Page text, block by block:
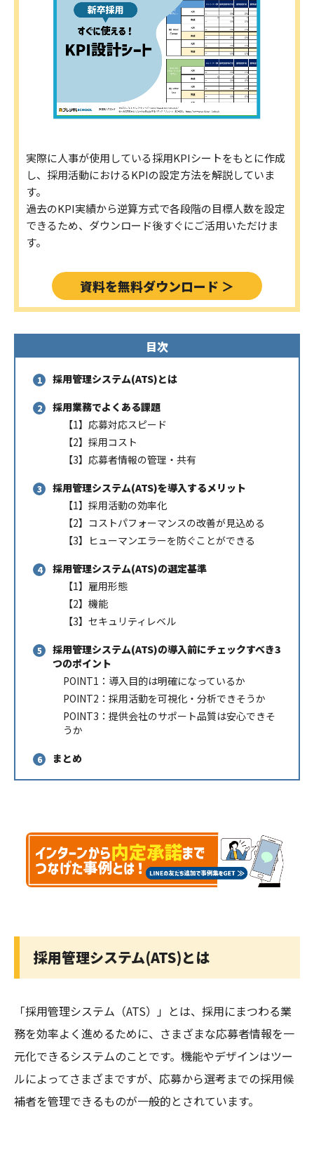
実際に人事が使用している採用KPIシートをもとに作成
し、採用活動におけるKPIの設定方法を解説していま
す。
過去のKPI実績から逆算方式で各段階の目標人数を設定
できるため、ダウンロード後すぐにご活用いただけま
す。
資料を無料ダウンロード ＞
目次
採用管理システム(ATS)とは
採用業務でよくある課題
【1】応募対応スピード
【2】採用コスト
【3】応募者情報の管理・共有
採用管理システム(ATS)を導入するメリット
【1】採用活動の効率化
【2】コストパフォーマンスの改善が見込める
【3】ヒューマンエラーを防ぐことができる
採用管理システム(ATS)の選定基準
【1】雇用形態
【2】機能
【3】セキュリティレベル
採用管理システム(ATS)の導入前にチェックすべき3
つのポイント
POINT1：導入目的は明確になっているか
POINT2：採用活動を可視化・分析できそうか
POINT3：提供会社のサポート品質は安心できそ
うか
まとめ
採用管理システム(ATS)とは
「採用管理システム（ATS）」とは、採用にまつわる業
務を効率よく進めるために、さまざまな応募者情報を一
元化できるシステムのことです。機能やデザインはツー
ルによってさまざまですが、応募から選考までの採用候
補者を管理できるものが一般的とされています。